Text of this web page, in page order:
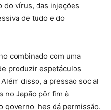
do vírus, das injeções
de tudo e do
combinado com uma
produzir espetáculos
disso, a pressão social
no Japão pôr fim à
governo lhes dá permissão.